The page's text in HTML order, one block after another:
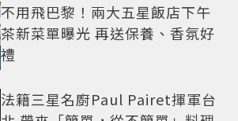
不用飛巴黎！兩大五星飯店下午
茶新菜單曝光 再送保養、香氛好
禮
法籍三星名廚Paul Pairet揮軍台